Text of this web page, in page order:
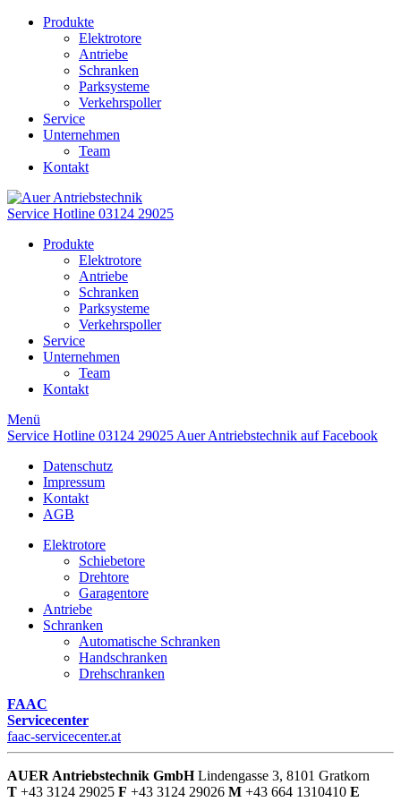
Produkte
Elektrotore
Antriebe
Schranken
Parksysteme
Verkehrspoller
Service
Unternehmen
Team
Kontakt
Service Hotline 03124 29025
Produkte
Elektrotore
Antriebe
Schranken
Parksysteme
Verkehrspoller
Service
Unternehmen
Team
Kontakt
Menü
Service Hotline 03124 29025 Auer Antriebstechnik auf Facebook
Datenschutz
Impressum
Kontakt
AGB
Elektrotore
Schiebetore
Drehtore
Garagentore
Antriebe
Schranken
Automatische Schranken
Handschranken
Drehschranken
FAAC
Servicecenter
faac-servicecenter.at
AUER Antriebstechnik GmbHLindengasse 3, 8101 Gratkorn
T +43 3124 29025 F +43 3124 29026 M +43 664 1310410 E